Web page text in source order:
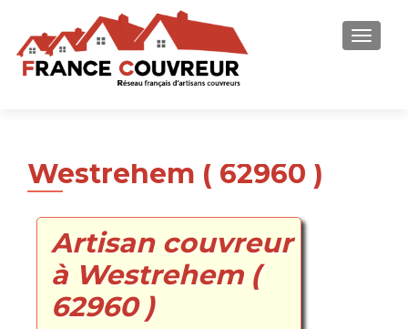
Westrehem ( 62960 )
Artisan couvreur
à Westrehem (
62960 )